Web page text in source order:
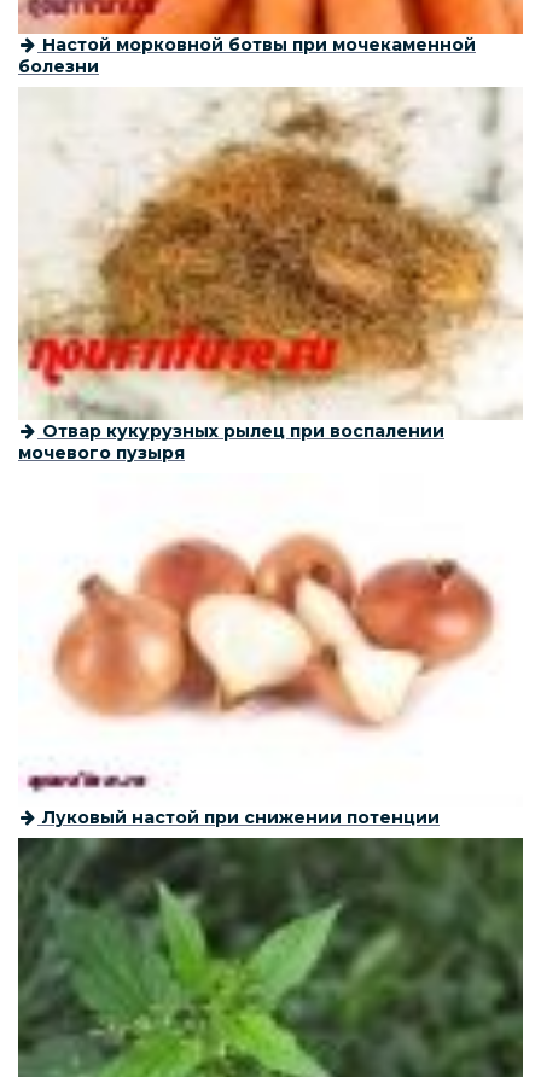
Настой морковной ботвы при мочекаменной
болезни
Отвар кукурузных рылец при воспалении
мочевого пузыря
Луковый настой при снижении потенции